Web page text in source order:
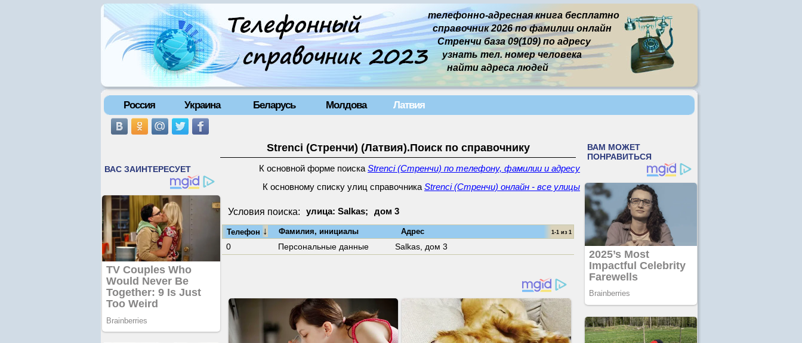
телефонно-адресная книга бесплатно
справочник 2026 по фамилии онлайн
Стренчи база 09(109) по адресу
узнать тел. номер человека
найти адреса людей
Россия Украина Беларусь Молдова Латвия
Strenci (Стренчи) (Латвия).Поиск по справочнику
К основной форме поиска Strenci (Стренчи) по телефону, фамилии и адресу
К основному списку улиц справочника Strenci (Стренчи) онлайн - все улицы
Условия поиска: улица: Salkas; дом 3
Телефон ↓ Фамилия, инициалы Адрес 1-1 из 1
0 Персональные данные Salkas, дом 3